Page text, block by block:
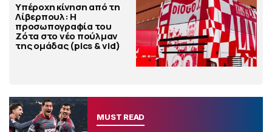
Υπέροχη κίνηση από τη
Λίβερπουλ: Η
προσωπογραφία του
Ζότα στο νέο πούλμαν
της ομάδας (pics & vid)
MUST READ